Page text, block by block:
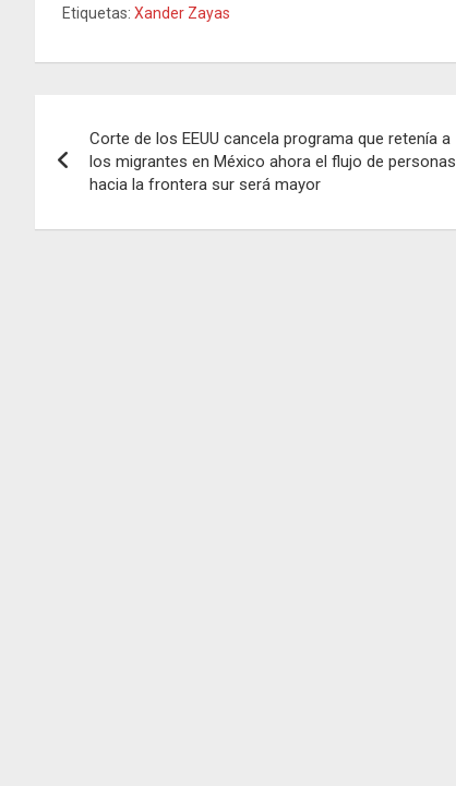
Etiquetas: Xander Zayas
de
Corte de los EEUU cancela programa que retenía a
los migrantes en México ahora el flujo de personas
hacia la frontera sur será mayor